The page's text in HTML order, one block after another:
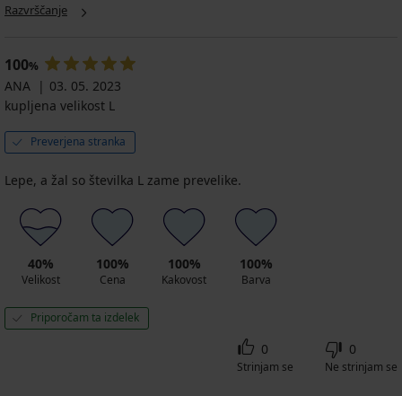
Razvrščanje
100%
ANA
03. 05. 2023
kupljena velikost L
Preverjena stranka
Lepe, a žal so številka L zame prevelike.
40%
Velikost
100%
Cena
100%
Kakovost
100%
Barva
Priporočam ta izdelek
0
Strinjam se
0
Ne strinjam se